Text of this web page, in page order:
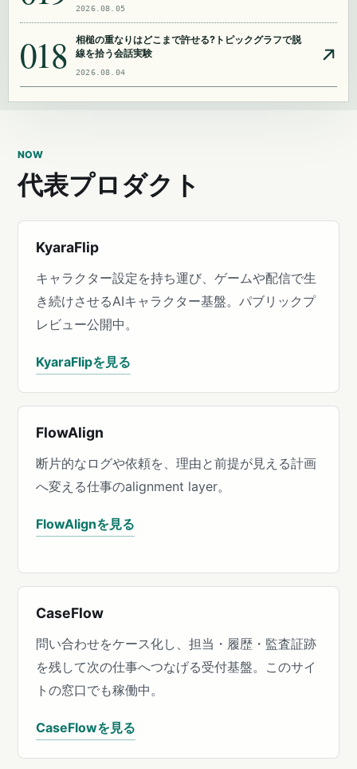
2026.08.05
018
相槌の重なりはどこまで許せる?トピックグラフで脱
線を拾う会話実験
2026.08.04
NOW
代表プロダクト
KyaraFlip
キャラクター設定を持ち運び、ゲームや配信で生
き続けさせるAIキャラクター基盤。パブリックプ
レビュー公開中。
KyaraFlipを見る
FlowAlign
断片的なログや依頼を、理由と前提が見える計画
へ変える仕事のalignment layer。
FlowAlignを見る
CaseFlow
問い合わせをケース化し、担当・履歴・監査証跡
を残して次の仕事へつなげる受付基盤。このサイ
トの窓口でも稼働中。
CaseFlowを見る